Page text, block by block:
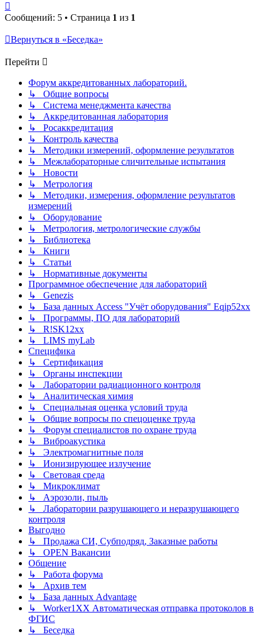
к
началу
Сообщений: 5 • Страница 1 из 1
Вернуться в «Беседка»
Перейти
Форум аккредитованных лабораторий.
↳ Общие вопросы
↳ Система менеджмента качества
↳ Аккредитованная лаборатория
↳ Росаккредитация
↳ Контроль качества
↳ Методики измерений, оформление результатов
↳ Межлабораторные сличительные испытания
↳ Новости
↳ Метрология
↳ Методики, измерения, оформление результатов
измерений
↳ Оборудование
↳ Метрология, метрологические службы
↳ Библиотека
↳ Книги
↳ Статьи
↳ Нормативные документы
Программное обеспечение для лабораторий
↳ Genezis
↳ База данных Access "Учёт оборудования" Eqip52xx
↳ Программы, ПО для лабораторий
↳ R!SK12xx
↳ LIMS myLab
Специфика
↳ Сертификация
↳ Органы инспекции
↳ Лаборатории радиационного контроля
↳ Аналитическая химия
↳ Специальная оценка условий труда
↳ Общие вопросы по спецоценке труда
↳ Форум специалистов по охране труда
↳ Виброакустика
↳ Электромагнитные поля
↳ Ионизирующее излучение
↳ Световая среда
↳ Микроклимат
↳ Аэрозоли, пыль
↳ Лаборатории разрушающего и неразрушающего
контроля
Выгодно
↳ Продажа СИ, Субподряд, Заказные работы
↳ OPEN Вакансии
Общение
↳ Работа форума
↳ Архив тем
↳ База данных Advantage
↳ Worker1XX Автоматическая отправка протоколов в
ФГИС
↳ Беседка